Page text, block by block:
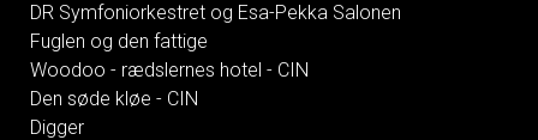
DR Symfoniorkestret og Esa-Pekka Salonen
Fuglen og den fattige
Woodoo - rædslernes hotel - CIN
Den søde kløe - CIN
Digger